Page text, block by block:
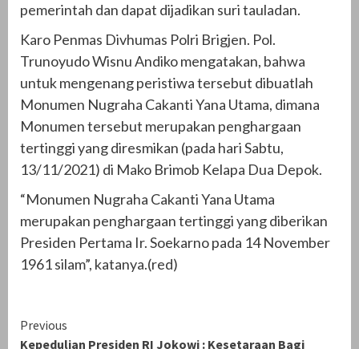
pemerintah dan dapat dijadikan suri tauladan.
Karo Penmas Divhumas Polri Brigjen. Pol.
Trunoyudo Wisnu Andiko mengatakan, bahwa
untuk mengenang peristiwa tersebut dibuatlah
Monumen Nugraha Cakanti Yana Utama, dimana
Monumen tersebut merupakan penghargaan
tertinggi yang diresmikan (pada hari Sabtu,
13/11/2021) di Mako Brimob Kelapa Dua Depok.
“Monumen Nugraha Cakanti Yana Utama
merupakan penghargaan tertinggi yang diberikan
Presiden Pertama Ir. Soekarno pada 14 November
1961 silam”, katanya.(red)
Continue
Previous
Kepedulian Presiden RI Jokowi : Kesetaraan Bagi